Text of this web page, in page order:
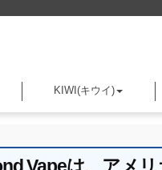
KIWI(キウイ)